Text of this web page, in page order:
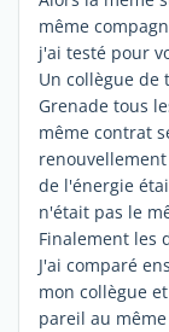
même
j'ai testé pour
Un collègue de
Grenade tous
même contrat
de l'énergie
n'était pas le
Finalement les
J'ai comparé
mon collègue
pareil au